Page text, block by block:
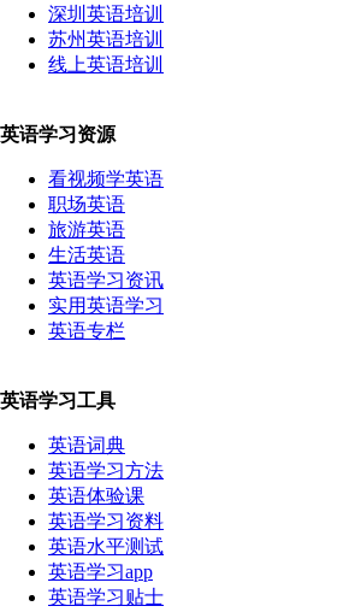
深圳英语培训
苏州英语培训
线上英语培训
英语学习资源
看视频学英语
职场英语
旅游英语
生活英语
英语学习资讯
实用英语学习
英语专栏
英语学习工具
英语词典
英语学习方法
英语体验课
英语学习资料
英语水平测试
英语学习app
英语学习贴士